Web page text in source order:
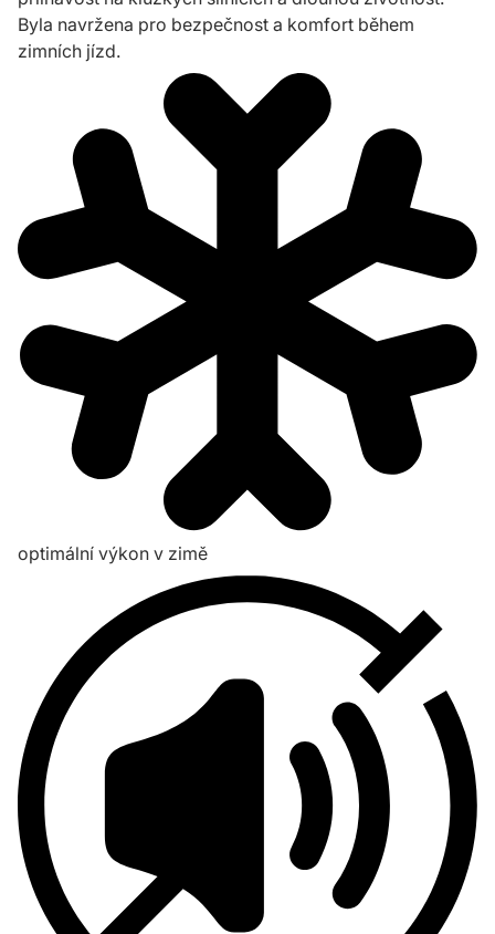
Byla navržena pro bezpečnost a komfort během
zimních jízd.
optimální výkon v zimě